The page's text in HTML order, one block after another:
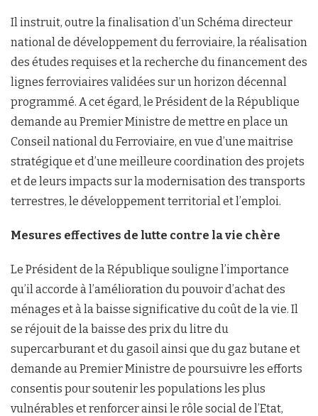
Il instruit, outre la finalisation d’un Schéma directeur
national de développement du ferroviaire, la réalisation
des études requises et la recherche du financement des
lignes ferroviaires validées sur un horizon décennal
programmé. A cet égard, le Président de la République
demande au Premier Ministre de mettre en place un
Conseil national du Ferroviaire, en vue d’une maitrise
stratégique et d’une meilleure coordination des projets
et de leurs impacts sur la modernisation des transports
terrestres, le développement territorial et l’emploi.
Mesures effectives de lutte contre la vie chère
Le Président de la République souligne l’importance
qu’il accorde à l’amélioration du pouvoir d’achat des
ménages et à la baisse significative du coût de la vie. Il
se réjouit de la baisse des prix du litre du
supercarburant et du gasoil ainsi que du gaz butane et
demande au Premier Ministre de poursuivre les efforts
consentis pour soutenir les populations les plus
vulnérables et renforcer ainsi le rôle social de l’Etat,